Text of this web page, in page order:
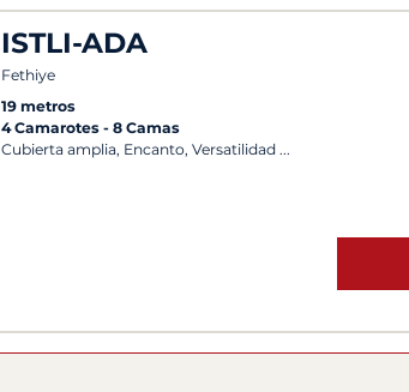
ISTLI-ADA
Fethiye
19 metros
4 Camarotes 8 Camas
Cubierta amplia, Encanto, Versatilidad